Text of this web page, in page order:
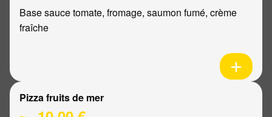
Base sauce tomate, fromage, saumon fumé, crème
fraîche
Pizza fruits de mer